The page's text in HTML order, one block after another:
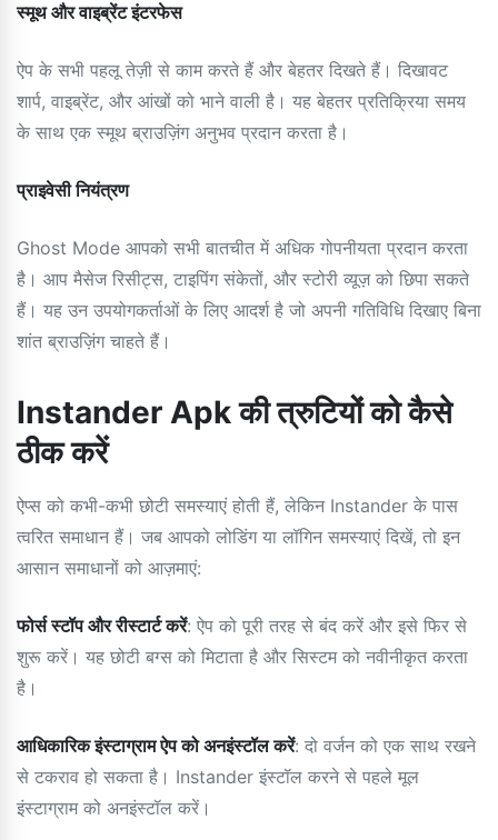
स्मूथ और वाइब्रेंट इंटरफेस
ऐप के सभी पहलू तेज़ी से काम करते हैं और बेहतर दिखते हैं। दिखावट
शार्प, वाइब्रेंट, और आंखों को भाने वाली है। यह बेहतर प्रतिक्रिया समय
के साथ एक स्मूथ ब्राउज़िंग अनुभव प्रदान करता है।
प्राइवेसी नियंत्रण
Ghost Mode आपको सभी बातचीत में अधिक गोपनीयता प्रदान करता
है। आप मैसेज रिसीट्स, टाइपिंग संकेतों, और स्टोरी व्यूज़ को छिपा सकते
हैं। यह उन उपयोगकर्ताओं के लिए आदर्श है जो अपनी गतिविधि दिखाए बिना
शांत ब्राउज़िंग चाहते हैं।
Instander Apk की त्रुटियों को कैसे
ठीक करें
ऐप्स को कभी-कभी छोटी समस्याएं होती हैं, लेकिन Instander के पास
त्वरित समाधान हैं। जब आपको लोडिंग या लॉगिन समस्याएं दिखें, तो इन
आसान समाधानों को आज़माएं:
फोर्स स्टॉप और रीस्टार्ट करें: ऐप को पूरी तरह से बंद करें और इसे फिर से
शुरू करें। यह छोटी बग्स को मिटाता है और सिस्टम को नवीनीकृत करता
है।
आधिकारिक इंस्टाग्राम ऐप को अनइंस्टॉल करें: दो वर्जन को एक साथ रखने
से टकराव हो सकता है। Instander इंस्टॉल करने से पहले मूल
इंस्टाग्राम को अनइंस्टॉल करें।